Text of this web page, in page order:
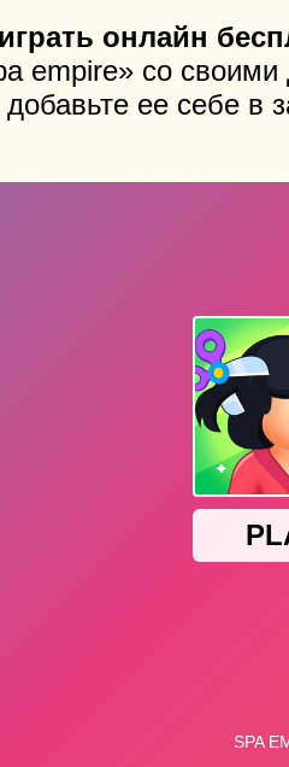
онлайн
empire» со
ее себе в